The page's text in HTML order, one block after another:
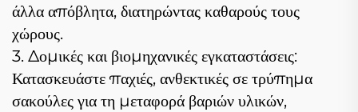
άλλα απόβλητα, διατηρώντας καθαρούς τους
χώρους.
3. Δομικές και βιομηχανικές εγκαταστάσεις:
Κατασκευάστε παχιές, ανθεκτικές σε τρύπημα
σακούλες για τη μεταφορά βαριών υλικών,